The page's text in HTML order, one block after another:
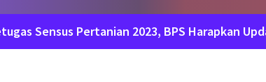
Sensus Pertanian 2023, BPS Harapkan